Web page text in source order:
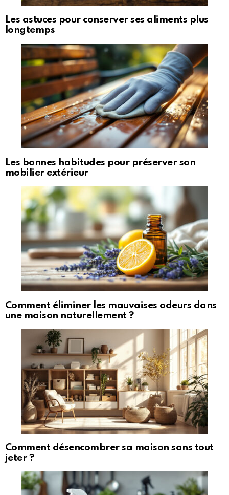
Les astuces pour conserver ses aliments plus
longtemps
Les bonnes habitudes pour préserver son
mobilier extérieur
Comment éliminer les mauvaises odeurs dans
une maison naturellement ?
Comment désencombrer sa maison sans tout
jeter ?